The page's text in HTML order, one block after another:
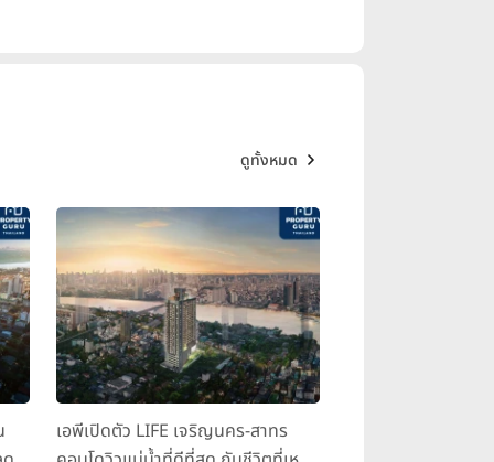
ดูทั้งหมด
เอพีเปิดตัว LIFE เจริญนคร-สาทร